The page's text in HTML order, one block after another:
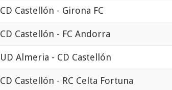
CD Castellón - Girona FC
CD Castellón - FC Andorra
UD Almeria - CD Castellón
CD Castellón - RC Celta Fortuna